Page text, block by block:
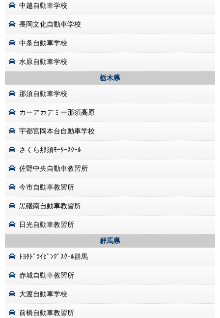
中越自動車学校
長岡文化自動車学校
中条自動車学校
水原自動車学校
栃木県
那須自動車学校
カーアカデミー那須高原
宇都宮岡本台自動車学校
さくら那須ﾓｰﾀｰｽｸｰﾙ
佐野中央自動車教習所
今市自動車教習所
黒磯南自動車教習所
日光自動車教習所
群馬県
ﾄﾖﾀﾄﾞﾗｲﾋﾞﾝｸﾞｽｸｰﾙ群馬
赤城自動車教習所
大渡自動車学校
前橋自動車教習所